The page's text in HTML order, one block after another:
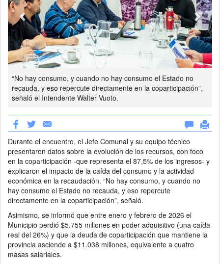
“No hay consumo, y cuando no hay consumo el Estado no
recauda, y eso repercute directamente en la coparticipación”,
señaló el Intendente Walter Vuoto.
Durante el encuentro, el Jefe Comunal y su equipo técnico
presentaron datos sobre la evolución de los recursos, con foco
en la coparticipación -que representa el 87,5% de los ingresos- y
explicaron el impacto de la caída del consumo y la actividad
económica en la recaudación. “No hay consumo, y cuando no
hay consumo el Estado no recauda, y eso repercute
directamente en la coparticipación”, señaló.
Asimismo, se informó que entre enero y febrero de 2026 el
Municipio perdió $5.755 millones en poder adquisitivo (una caída
real del 26%) y que la deuda de coparticipación que mantiene la
provincia asciende a $11.038 millones, equivalente a cuatro
masas salariales.